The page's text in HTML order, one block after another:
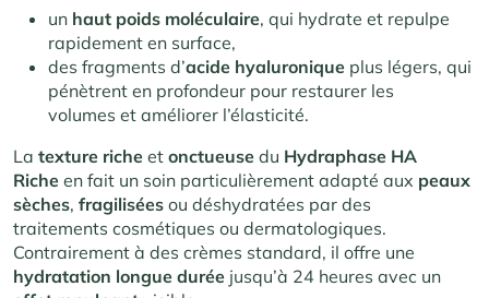
un haut poids moléculaire, qui hydrate et repulpe
rapidement en surface,
des fragments d’acide hyaluronique plus légers, qui
pénètrent en profondeur pour restaurer les
volumes et améliorer l’élasticité.
La texture riche et onctueuse du Hydraphase HA
Riche en fait un soin particulièrement adapté aux peaux
sèches, fragilisées ou déshydratées par des
traitements cosmétiques ou dermatologiques.
Contrairement à des crèmes standard, il offre une
hydratation longue durée jusqu’à 24 heures avec un